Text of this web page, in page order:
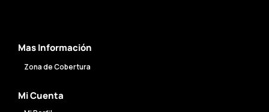
Mas Información
Zona de Cobertura
Mi Cuenta